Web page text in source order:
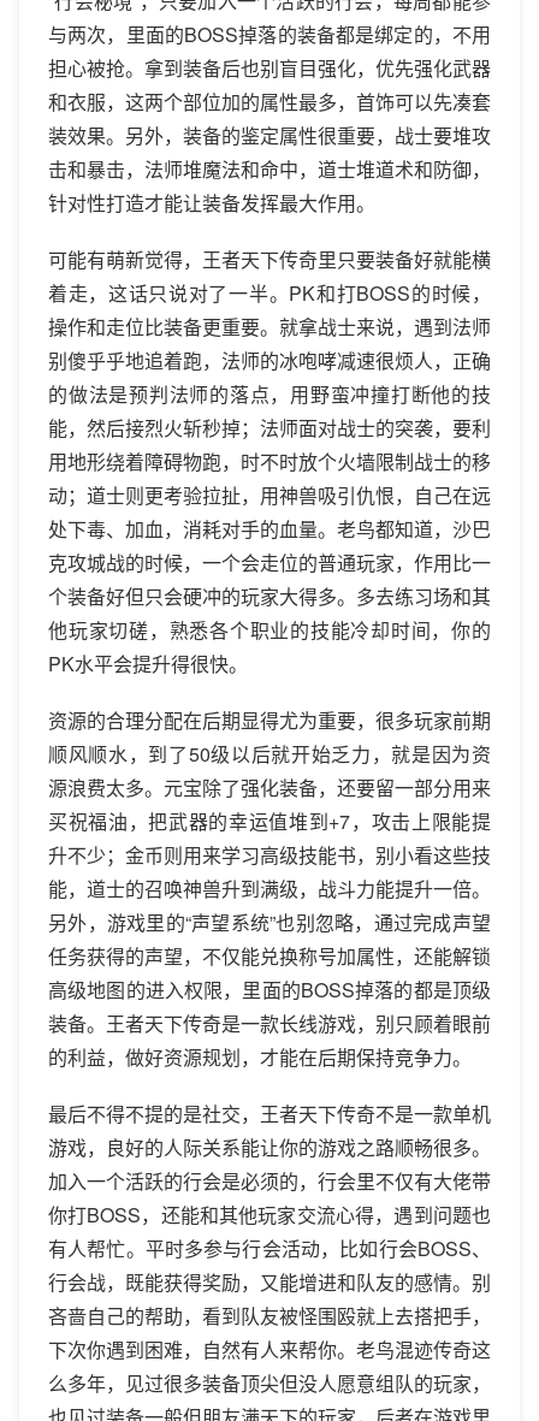
与两次，里面的BOSS掉落的装备都是绑定的，不用
担心被抢。拿到装备后也别盲目强化，优先强化武器
和衣服，这两个部位加的属性最多，首饰可以先凑套
装效果。另外，装备的鉴定属性很重要，战士要堆攻
击和暴击，法师堆魔法和命中，道士堆道术和防御，
针对性打造才能让装备发挥最大作用。
可能有萌新觉得，王者天下传奇里只要装备好就能横
着走，这话只说对了一半。PK和打BOSS的时候，
操作和走位比装备更重要。就拿战士来说，遇到法师
别傻乎乎地追着跑，法师的冰咆哮减速很烦人，正确
的做法是预判法师的落点，用野蛮冲撞打断他的技
能，然后接烈火斩秒掉；法师面对战士的突袭，要利
用地形绕着障碍物跑，时不时放个火墙限制战士的移
动；道士则更考验拉扯，用神兽吸引仇恨，自己在远
处下毒、加血，消耗对手的血量。老鸟都知道，沙巴
克攻城战的时候，一个会走位的普通玩家，作用比一
个装备好但只会硬冲的玩家大得多。多去练习场和其
他玩家切磋，熟悉各个职业的技能冷却时间，你的
PK水平会提升得很快。
资源的合理分配在后期显得尤为重要，很多玩家前期
顺风顺水，到了50级以后就开始乏力，就是因为资
源浪费太多。元宝除了强化装备，还要留一部分用来
买祝福油，把武器的幸运值堆到+7，攻击上限能提
升不少；金币则用来学习高级技能书，别小看这些技
能，道士的召唤神兽升到满级，战斗力能提升一倍。
另外，游戏里的“声望系统”也别忽略，通过完成声望
任务获得的声望，不仅能兑换称号加属性，还能解锁
高级地图的进入权限，里面的BOSS掉落的都是顶级
装备。王者天下传奇是一款长线游戏，别只顾着眼前
的利益，做好资源规划，才能在后期保持竞争力。
最后不得不提的是社交，王者天下传奇不是一款单机
游戏，良好的人际关系能让你的游戏之路顺畅很多。
加入一个活跃的行会是必须的，行会里不仅有大佬带
你打BOSS，还能和其他玩家交流心得，遇到问题也
有人帮忙。平时多参与行会活动，比如行会BOSS、
行会战，既能获得奖励，又能增进和队友的感情。别
吝啬自己的帮助，看到队友被怪围殴就上去搭把手，
下次你遇到困难，自然有人来帮你。老鸟混迹传奇这
么多年，见过很多装备顶尖但没人愿意组队的玩家，